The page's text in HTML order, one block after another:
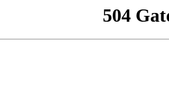
504